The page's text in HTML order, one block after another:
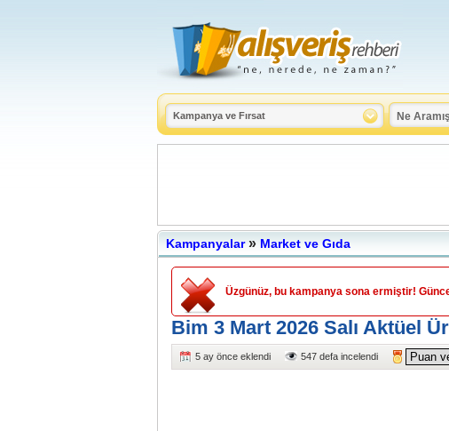
Kampanyalar» Market ve Gıda
Üzgünüz, bu kampanya sona ermiştir!
Bim 3 Mart 2026 Salı Aktüel
5 ay önce eklendi 547 defa incelendi